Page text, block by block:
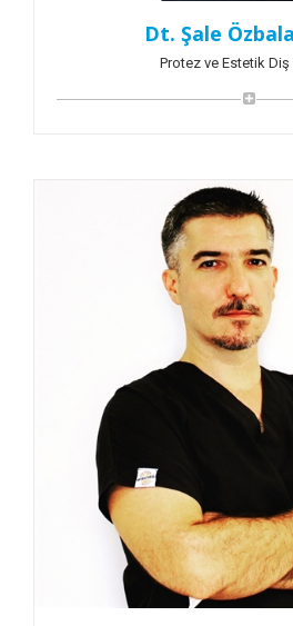
Dt. Şale
Protez ve Estetik